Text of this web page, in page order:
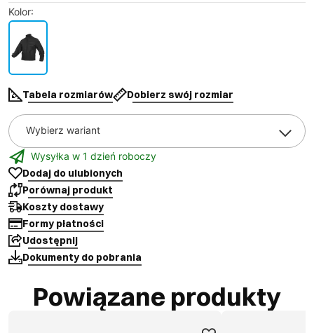
Kolor:
Tabela rozmiarów Dobierz swój rozmiar
Wybierz wariant
Wysyłka w 1 dzień roboczy
Dodaj do ulubionych
Porównaj produkt
Koszty dostawy
Formy płatności
Udostępnij
Dokumenty do pobrania
Powiązane produkty